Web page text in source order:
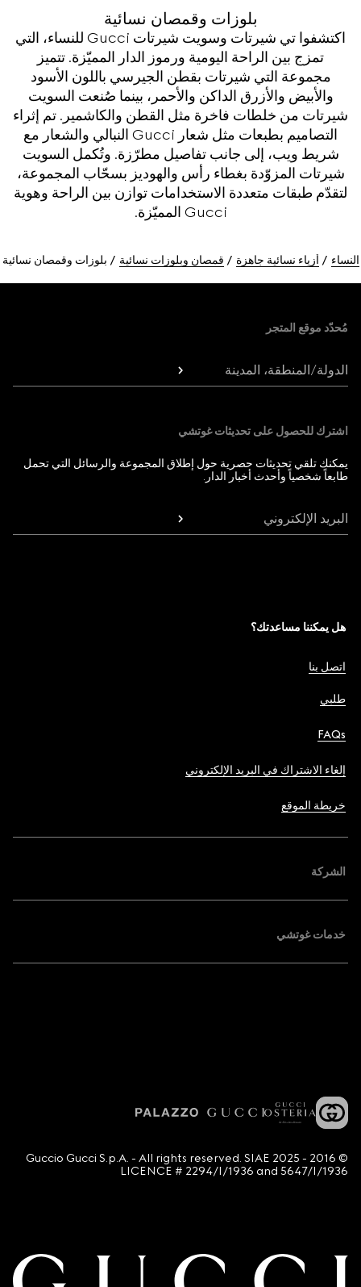
بلوزات وقمصان نسائية
اكتشفوا تي شيرتات وسويت شيرتات Gucci للنساء، التي
تمزج بين الراحة اليومية ورموز الدار المميّزة. تتميز
مجموعة التي شيرتات بقطن الجيرسي باللون الأسود
والأبيض والأزرق الداكن والأحمر، بينما صُنعت السويت
شيرتات من خلطات فاخرة مثل القطن والكاشمير. تم إثراء
التصاميم بطبعات مثل شعار Gucci النبالي والشعار مع
شريط ويب، إلى جانب تفاصيل مطرّزة. وتُكمل السويت
شيرتات المزوّدة بغطاء رأس والهوديز بسحّاب المجموعة،
لتقدّم طبقات متعددة الاستخدامات توازن بين الراحة وهوية
Gucci المميّزة.
النساء أزياء نسائية جاهزة قمصان وبلوزات نسائية بلوزات وقمصان نسائية
مُحدّد موقع المتجر
الدولة/المنطقة، المدينة
اشترك للحصول على تحديثات غوتشي
يمكنك تلقي تحديثات حصرية حول إطلاق المجموعة والرسائل التي تحمل
طابعاً شخصياً وأحدث أخبار الدار.
البريد الإلكتروني
هل يمكننا مساعدتك؟
اتصل بنا
طلبي
FAQs
إلغاء الاشتراك في البريد الإلكتروني
خريطة الموقع
الشركة
خدمات غوتشي
© 2016 - 2025 Guccio Gucci S.p.A. - All rights reserved. SIAE
LICENCE # 2294/I/1936 and 5647/I/1936